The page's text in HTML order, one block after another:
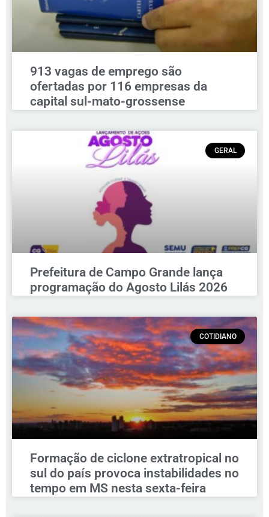
913 vagas de emprego são
ofertadas por 116 empresas da
capital sul-mato-grossense
GERAL
Prefeitura de Campo Grande lança
programação do Agosto Lilás 2026
COTIDIANO
Formação de ciclone extratropical no
sul do país provoca instabilidades no
tempo em MS nesta sexta-feira